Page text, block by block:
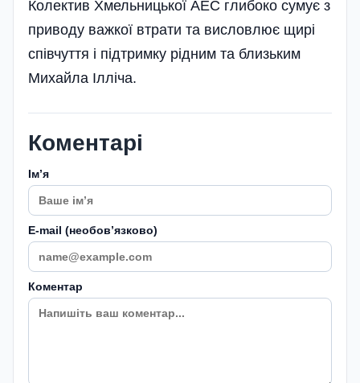
Колектив Хмельницької АЕС глибоко сумує з
приводу важкої втрати та висловлює щирі
співчуття і підтримку рідним та близьким
Михайла Ілліча.
Коментарі
Імʼя
E-mail (необовʼязково)
Коментар